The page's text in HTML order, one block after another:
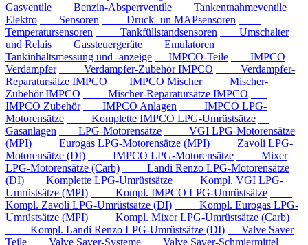
Gasventile
Benzin-Absperrventile
Tankentnahmeventile
Elektro
Sensoren
Druck- un MAPsensoren
Temperatursensoren
Tankfüllstandsensoren
Umschalter
und Relais
Gassteuergeräte
Emulatoren
Tankinhaltsmessung und -anzeige
IMPCO-Teile
IMPCO
Verdampfer
Verdampfer-Zubehör IMPCO
Verdampfer-
Reparatursätze IMPCO
IMPCO Mischer
Mischer-
Zubehör IMPCO
Mischer-Reparatursätze IMPCO
IMPCO Zubehör
IMPCO Anlagen
IMPCO LPG-
Motorensätze
Komplette IMPCO LPG-Umrüstsätze
Gasanlagen
LPG-Motorensätze
VGI LPG-Motorensätze
(MPI)
Eurogas LPG-Motorensätze (MPI)
Zavoli LPG-
Motorensätze (DI)
IMPCO LPG-Motorensätze
Mixer
LPG-Motorensätze (Carb)
Landi Renzo LPG-Motorensätze
(DI)
Komplette LPG-Umrüstsätze
Kompl. VGI LPG-
Umrüstsätze (MPI)
Kompl. IMPCO LPG-Umrüstsätze
Kompl. Zavoli LPG-Umrüstsätze (DI)
Kompl. Eurogas LPG-
Umrüstsätze (MPI)
Kompl. Mixer LPG-Umrüstsätze (Carb)
Kompl. Landi Renzo LPG-Umrüstsätze (DI)
Valve Saver
Teile
Valve Saver-Systeme
Valve Saver-Schmiermittel